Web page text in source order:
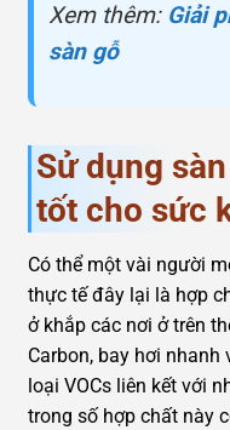
Xem thêm: Giải
sàn gỗ
Sử dụng
tốt cho sức
Có thể một vài người
thực tế đây lại là hợp
ở khắp các nơi ở trên
Carbon, bay hơi
loại VOCs liên kết với
trong số hợp chất này